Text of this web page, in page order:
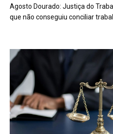
Agosto Dourado: Justiça do
que não conseguiu conciliar